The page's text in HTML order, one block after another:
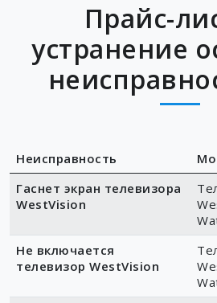
Прайс-
устранение
Неисправность
Гаснет экран телевизора
WestVision
Не включается
телевизор WestVision